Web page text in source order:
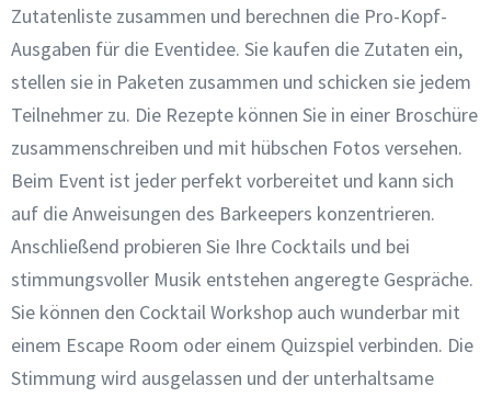
Zutatenliste zusammen und berechnen die Pro-Kopf-
Ausgaben für die Eventidee. Sie kaufen die Zutaten ein,
stellen sie in Paketen zusammen und schicken sie jedem
Teilnehmer zu. Die Rezepte können Sie in einer Broschüre
zusammenschreiben und mit hübschen Fotos versehen.
Beim Event ist jeder perfekt vorbereitet und kann sich
auf die Anweisungen des Barkeepers konzentrieren.
Anschließend probieren Sie Ihre Cocktails und bei
stimmungsvoller Musik entstehen angeregte Gespräche.
Sie können den Cocktail Workshop auch wunderbar mit
einem Escape Room oder einem Quizspiel verbinden. Die
Stimmung wird ausgelassen und der unterhaltsame